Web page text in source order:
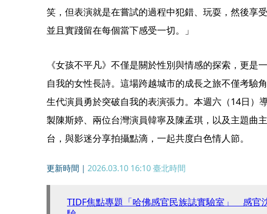
笑，但表演就是在嘗試的過程中犯錯、玩耍，然後享
並且實踐留在每個當下感受一切。」
《女孩不平凡》不僅是關於性別與情感的探索，更是
自我的女性長詩。這場跨越城市的成長之旅不僅考驗
生代演員勇於突破自我的表演張力。本週六（14日）
製陳斯婷、兩位台灣演員韓寧及陳孟琪，以及主題曲
台，與影迷分享拍攝點滴，一起共度白色情人節。
更新時間｜ 2026.03.10 16:10臺北時間
TIDF焦點專題「哈佛感官民族誌實驗室」 感官